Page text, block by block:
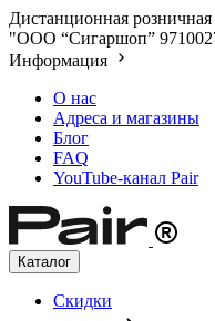
Дистанционная
"ООО “Сигаршоп”
Информация
О нас
Адреса и магазины
Блог
FAQ
YouTube-канал Pair
Каталог
Скидки